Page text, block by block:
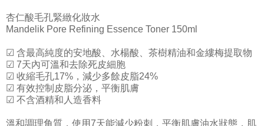
杏仁酸毛孔緊緻化妝水
Mandelik Pore Refining Essence Toner 150ml
☑ 含最高純度的安地酸、水楊酸、茶樹精油和金縷梅提取物
☑ 7天內可溫和去除死皮細胞
☑ 收縮毛孔17%，減少多餘皮脂24%
☑ 有效控制皮脂分泌，平衡肌膚
☑ 不含酒精和人造香料
溫和調理角質，使用7天能減少粉刺，平衡肌膚油水狀態，肌